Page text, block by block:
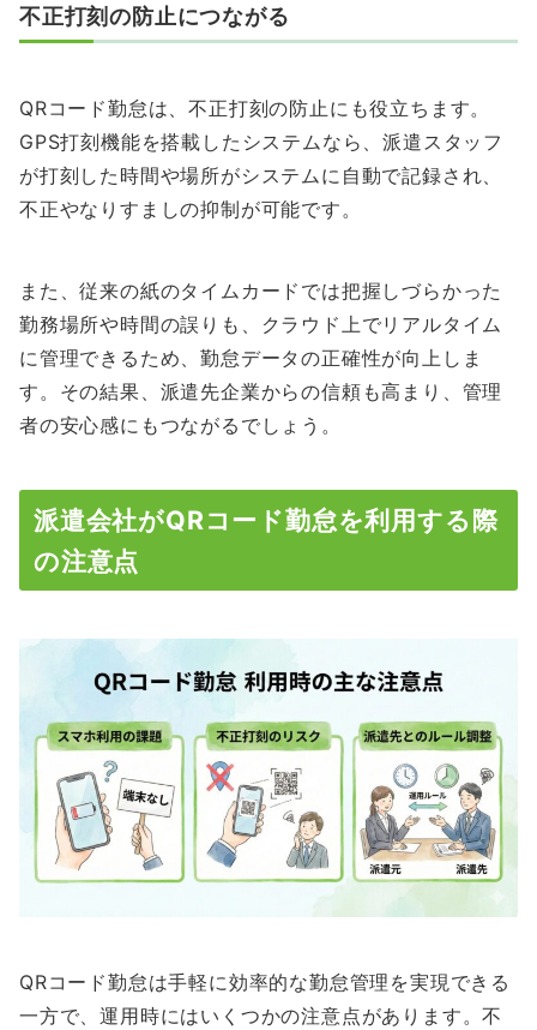
不正打刻の防止につながる
QRコード勤怠は、不正打刻の防止にも役立ちます。
GPS打刻機能を搭載したシステムなら、派遣スタッフ
が打刻した時間や場所がシステムに自動で記録され、
不正やなりすましの抑制が可能です。
また、従来の紙のタイムカードでは把握しづらかった
勤務場所や時間の誤りも、クラウド上でリアルタイム
に管理できるため、勤怠データの正確性が向上しま
す。その結果、派遣先企業からの信頼も高まり、管理
者の安心感にもつながるでしょう。
派遣会社がQRコード勤怠を利用する際
の注意点
QRコード勤怠は手軽に効率的な勤怠管理を実現できる
一方で、運用時にはいくつかの注意点があります。不